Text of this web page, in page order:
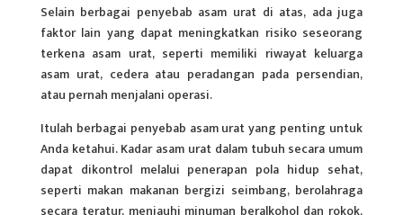
Selain berbagai penyebab asam urat di atas, ada juga
faktor lain yang dapat meningkatkan risiko seseorang
terkena asam urat, seperti memiliki riwayat keluarga
asam urat, cedera atau peradangan pada persendian,
atau pernah menjalani operasi.
Itulah berbagai penyebab asam urat yang penting untuk
Anda ketahui. Kadar asam urat dalam tubuh secara umum
dapat dikontrol melalui penerapan pola hidup sehat,
seperti makan makanan bergizi seimbang, berolahraga
secara teratur, menjauhi minuman beralkohol dan rokok,